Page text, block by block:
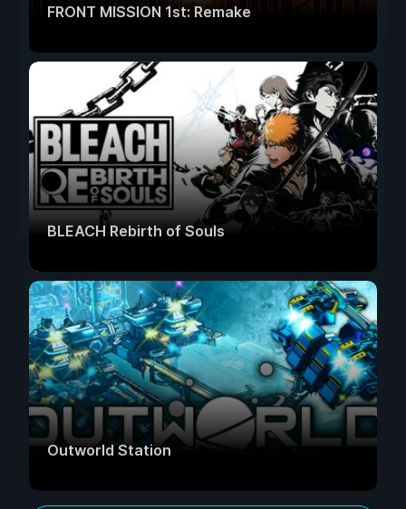
FRONT MISSION 1st: Remake
BLEACH Rebirth of Souls
Outworld Station